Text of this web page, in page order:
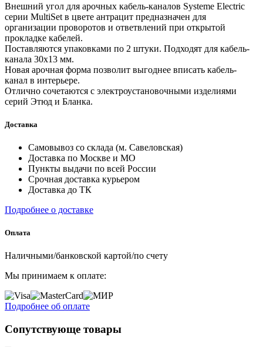
Внешний угол для арочных кабель-каналов Systeme Electric
серии MultiSet в цвете антрацит предназначен для
организации проворотов и ответвлений при открытой
прокладке кабелей.
Поставляются упаковками по 2 штуки. Подходят для кабель-
канала 30х13 мм.
Новая арочная форма позволит выгоднее вписать кабель-
канал в интерьере.
Отлично сочетаются с электроустановочными изделиями
серий Этюд и Бланка.
Доставка
Самовывоз со склада (м. Савеловская)
Доставка по Москве и МО
Пункты выдачи по всей России
Срочная доставка курьером
Доставка до ТК
Подробнее о доставке
Оплата
Наличными/банковской картой/по счету
Мы принимаем к оплате:
Подробнее об оплате
Сопутствующе товары